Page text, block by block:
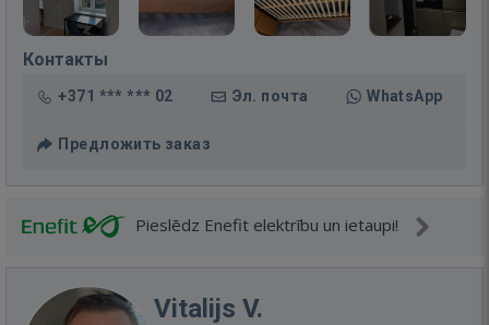
Контакты
+371 *** *** 02 Эл. почта WhatsApp
Предложить заказ
Pieslēdz Enefit elektrību un ietaupi!
Vitalijs V.